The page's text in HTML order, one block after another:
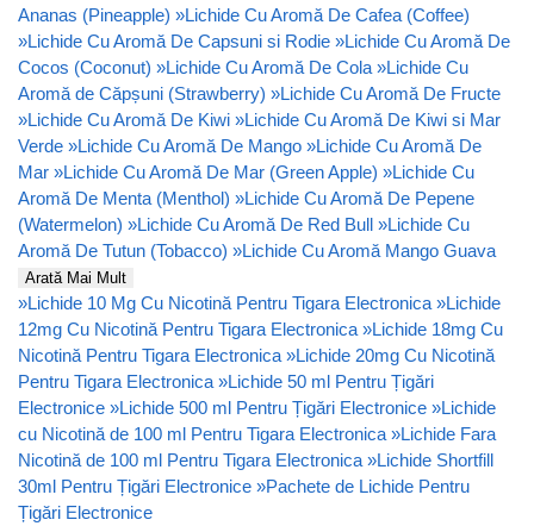
Ananas (Pineapple) »Lichide Cu Aromă De Cafea (Coffee)
»Lichide Cu Aromă De Capsuni si Rodie »Lichide Cu Aromă De
Cocos (Coconut) »Lichide Cu Aromă De Cola »Lichide Cu
Aromă de Căpșuni (Strawberry) »Lichide Cu Aromă De Fructe
»Lichide Cu Aromă De Kiwi »Lichide Cu Aromă De Kiwi si Mar
Verde »Lichide Cu Aromă De Mango »Lichide Cu Aromă De
Mar »Lichide Cu Aromă De Mar (Green Apple) »Lichide Cu
Aromă De Menta (Menthol) »Lichide Cu Aromă De Pepene
(Watermelon) »Lichide Cu Aromă De Red Bull »Lichide Cu
Aromă De Tutun (Tobacco) »Lichide Cu Aromă Mango Guava
Arată Mai Mult
»Lichide 10 Mg Cu Nicotină Pentru Tigara Electronica »Lichide
12mg Cu Nicotină Pentru Tigara Electronica »Lichide 18mg Cu
Nicotină Pentru Tigara Electronica »Lichide 20mg Cu Nicotină
Pentru Tigara Electronica »Lichide 50 ml Pentru Țigări
Electronice »Lichide 500 ml Pentru Țigări Electronice »Lichide
cu Nicotină de 100 ml Pentru Tigara Electronica »Lichide Fara
Nicotină de 100 ml Pentru Tigara Electronica »Lichide Shortfill
30ml Pentru Țigări Electronice »Pachete de Lichide Pentru
Țigări Electronice